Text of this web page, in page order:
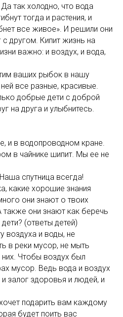
так холодно, что вода
тогда и растения, и
все живое». И решили они
другом. Кипит жизнь на
важно: и воздух, и вода,
ваших рыбок в нашу
все разные, красивые.
добрые дети с доброй
на друга и улыбнитесь.
и в водопроводном кране.
в чайнике шипит. Мы ее не
спутница всегда!
какие хорошие знания
они знают о твоих
также они знают как беречь
(ответы детей)
воздуха и воды, не
в реки мусор, не мыть
Чтобы воздух был
мусор. Ведь вода и воздух
залог здоровья и людей, и
подарить вам каждому
будет поить вас